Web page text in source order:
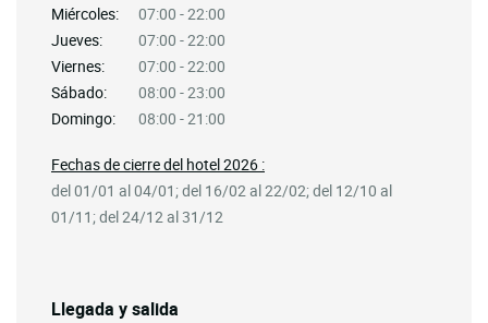
Miércoles:
07:00 - 22:00
Jueves:
07:00 - 22:00
Viernes:
07:00 - 22:00
Sábado:
08:00 - 23:00
Domingo:
08:00 - 21:00
Llegada y salida
Fechas de cierre del hotel 2026 :
del 01/01 al 04/01; del 16/02 al 22/02; del 12/10 al
01/11; del 24/12 al 31/12